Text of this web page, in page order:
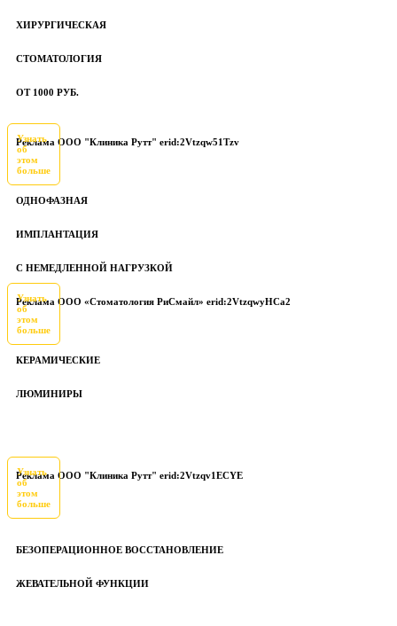
ХИРУРГИЧЕСКАЯ
СТОМАТОЛОГИЯ
ОТ 1000 РУБ.
Реклама ООО "Клиника Рутт" erid:2Vtzqw51Tzv
Узнать
об
этом
больше
ОДНОФАЗНАЯ
ИМПЛАНТАЦИЯ
С НЕМЕДЛЕННОЙ НАГРУЗКОЙ
Реклама ООО «Стоматология РиСмайл» erid:2VtzqwyHCa2
Узнать
об
этом
больше
КЕРАМИЧЕСКИЕ
ЛЮМИНИРЫ
Реклама ООО "Клиника Рутт" erid:2Vtzqv1ECYE
Узнать
об
этом
больше
БЕЗОПЕРАЦИОННОЕ ВОССТАНОВЛЕНИЕ
ЖЕВАТЕЛЬНОЙ ФУНКЦИИ